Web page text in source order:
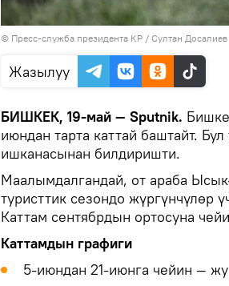
© Пресс-служба президента КР / Султан Досалиев
Жазылуу
БИШКЕК, 19-май — Sputnik.
июндан тарта каттай баштайт.
ишканасынан билдиришти.
Маалымдалгандай, от араба
туристтик сезондо жүргүнчүлөр
Каттам сентябрдын ортосуна
Каттамдын графиги
5-июндан 21-июнга чейин —